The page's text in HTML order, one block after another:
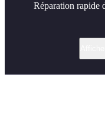
Réparation rapide